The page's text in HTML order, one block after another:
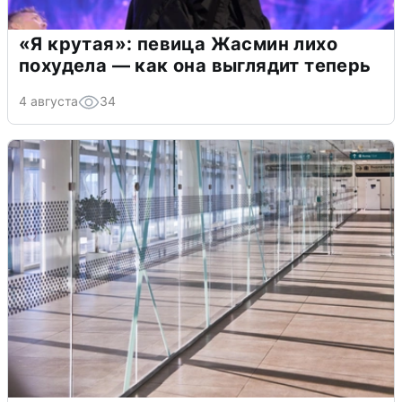
«Я крутая»: певица Жасмин лихо
похудела — как она выглядит теперь
4 августа 34